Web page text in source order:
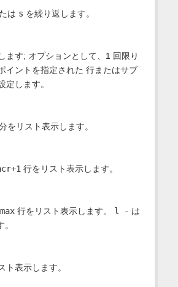
は s を繰り返します。
ます; オプションとして、1 回限り
イントを指定された 行またはサブ
定します。
をリスト表示します。
行をリスト表示します。
max行をリスト表示します。 l - は
ト表示します。